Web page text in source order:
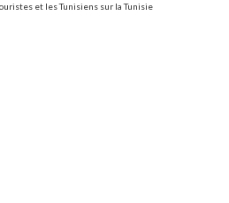
et les Tunisiens sur la Tunisie